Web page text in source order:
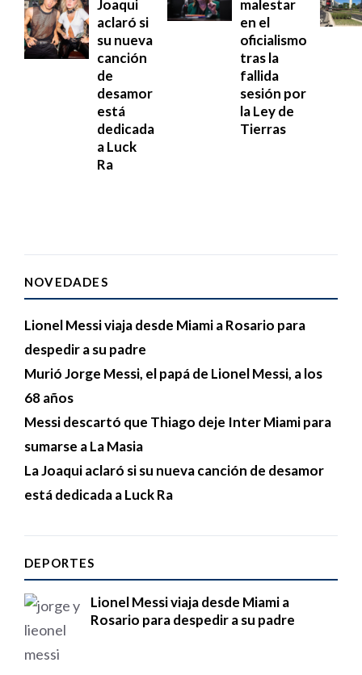
Joaqui
aclaró si
su nueva
canción
de
desamor
está
dedicada
a Luck
Ra
malestar
en el
oficialismo
tras la
fallida
sesión por
la Ley de
Tierras
NOVEDADES
Lionel Messi viaja desde Miami a Rosario para
despedir a su padre
Murió Jorge Messi, el papá de Lionel Messi, a los
68 años
Messi descartó que Thiago deje Inter Miami para
sumarse a La Masia
La Joaqui aclaró si su nueva canción de desamor
está dedicada a Luck Ra
DEPORTES
Lionel Messi viaja desde Miami a
Rosario para despedir a su padre